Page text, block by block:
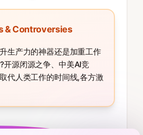
& Controversies
生产力的神器还是加重工作
开源闭源之争、中美AI竞
代人类工作的时间线,各方激